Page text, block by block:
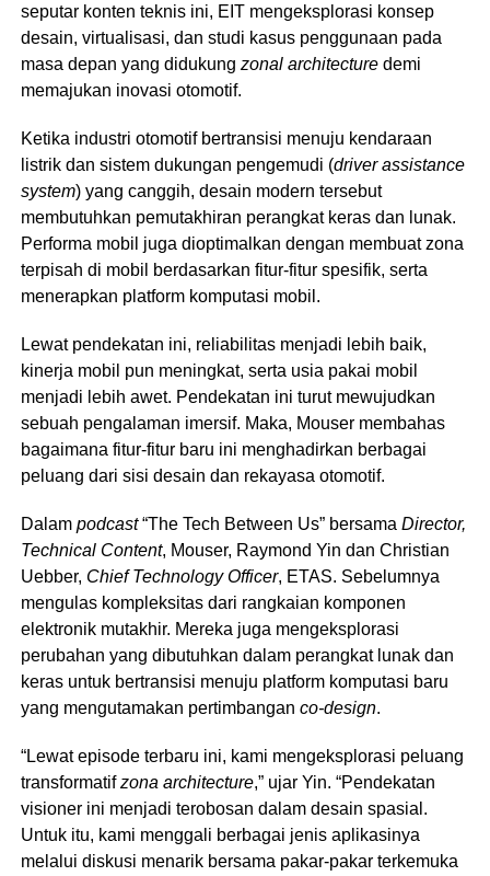
seputar konten teknis ini, EIT mengeksplorasi konsep
desain, virtualisasi, dan studi kasus penggunaan pada
masa depan yang didukung zonal architecturedemi
memajukan inovasi otomotif.
Ketika industri otomotif bertransisi menuju kendaraan
listrik dan sistem dukungan pengemudi (driver assistance
system) yang canggih, desain modern tersebut
membutuhkan pemutakhiran perangkat keras dan lunak.
Performa mobil juga dioptimalkan dengan membuat zona
terpisah di mobil berdasarkan fitur-fitur spesifik, serta
menerapkan platform komputasi mobil.
Lewat pendekatan ini, reliabilitas menjadi lebih baik,
kinerja mobil pun meningkat, serta usia pakai mobil
menjadi lebih awet. Pendekatan ini turut mewujudkan
sebuah pengalaman imersif. Maka, Mouser membahas
bagaimana fitur-fitur baru ini menghadirkan berbagai
peluang dari sisi desain dan rekayasa otomotif.
Dalam podcast“The Tech Between Us” bersama Director,
Technical Content, Mouser, Raymond Yin dan Christian
Uebber, Chief Technology Officer, ETAS. Sebelumnya
mengulas kompleksitas dari rangkaian komponen
elektronik mutakhir. Mereka juga mengeksplorasi
perubahan yang dibutuhkan dalam perangkat lunak dan
keras untuk bertransisi menuju platform komputasi baru
yang mengutamakan pertimbangan co-design.
“Lewat episode terbaru ini, kami mengeksplorasi peluang
transformatifzona architecture,” ujar Yin. “Pendekatan
visioner ini menjadi terobosan dalam desain spasial.
Untuk itu, kami menggali berbagai jenis aplikasinya
melalui diskusi menarik bersama pakar-pakar terkemuka